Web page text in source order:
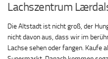
Lachszentrum
Die Altstadt ist nicht groß, der
nicht davon aus, dass wir im
Lachse sehen oder fangen. Kaufe